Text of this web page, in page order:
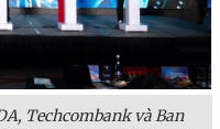
Techcombank và Ban